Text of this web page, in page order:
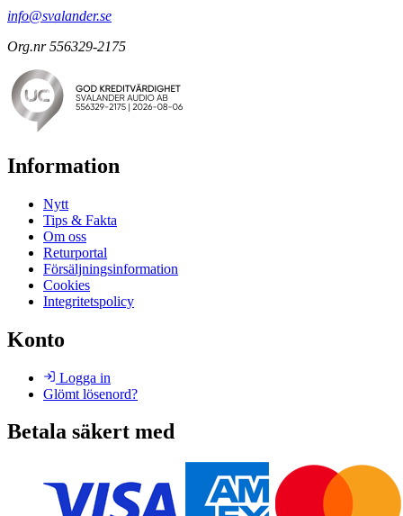
info@svalander.se
Org.nr 556329-2175
Information
Nytt
Tips & Fakta
Om oss
Returportal
Försäljningsinformation
Cookies
Integritetspolicy
Konto
Logga in
Glömt lösenord?
Betala säkert med